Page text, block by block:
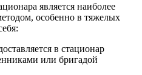
является наиболее
особенно в тяжелых
в стационар
или бригадой